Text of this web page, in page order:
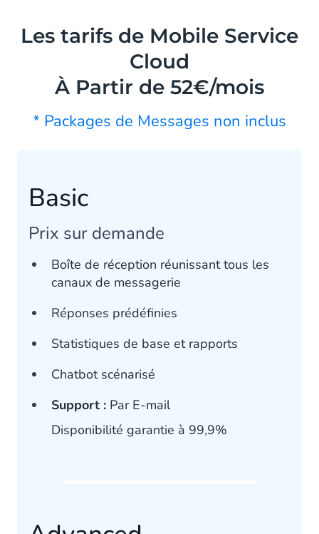
Les tarifs de Mobile Service
Cloud
À Partir de 52€/mois
* Packages de Messages non inclus
Basic
Prix sur demande
Boîte de réception réunissant tous les
canaux de messagerie
Réponses prédéfinies
Statistiques de base et rapports
Chatbot scénarisé
Support : Par E-mail
Disponibilité garantie à 99,9%